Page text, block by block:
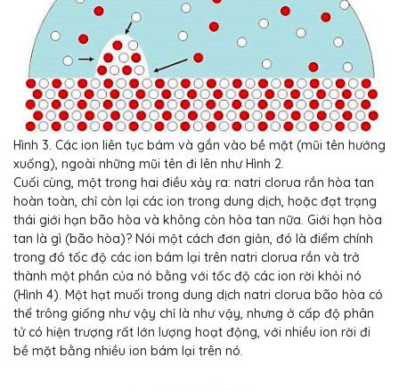
Hình 3. Các ion liên tục bám và gắn vào bề mặt (mũi tên hướng
xuống), ngoài những mũi tên đi lên như Hình 2.
Cuối cùng, một trong hai điều xảy ra: natri clorua rắn hòa tan
hoàn toàn, chỉ còn lại các ion trong dung dịch, hoặc đạt trạng
thái giới hạn bão hòa và không còn hòa tan nữa. Giới hạn hòa
tan là gì (bão hòa)? Nói một cách đơn giản, đó là điểm chính
trong đó tốc độ các ion bám lại trên natri clorua rắn và trở
thành một phần của nó bằng với tốc độ các ion rời khỏi nó
(Hình 4). Một hạt muối trong dung dịch natri clorua bão hòa có
thể trông giống như vậy chỉ là như vậy, nhưng ở cấp độ phân
tử có hiện trượng rất lớn lượng hoạt động, với nhiều ion rời đi
bề mặt bằng nhiều ion bám lại trên nó.